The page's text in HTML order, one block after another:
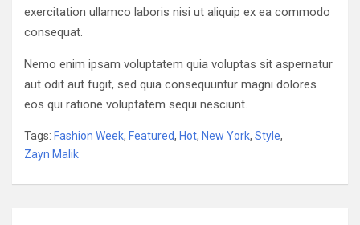
exercitation ullamco laboris nisi ut aliquip ex ea commodo
consequat.
Nemo enim ipsam voluptatem quia voluptas sit aspernatur
aut odit aut fugit, sed quia consequuntur magni dolores
eos qui ratione voluptatem sequi nesciunt.
Tags: Fashion Week, Featured, Hot, New York, Style,
Zayn Malik